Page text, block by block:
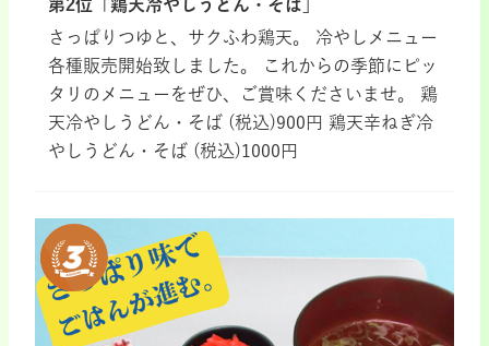
第2位「鶏天冷やしうどん・そば」
さっぱりつゆと、サクふわ鶏天。 冷やしメニュー
各種販売開始致しました。 これからの季節にピッ
タリのメニューをぜひ、ご賞味くださいませ。 鶏
天冷やしうどん・そば (税込)900円 鶏天辛ねぎ冷
やしうどん・そば (税込)1000円